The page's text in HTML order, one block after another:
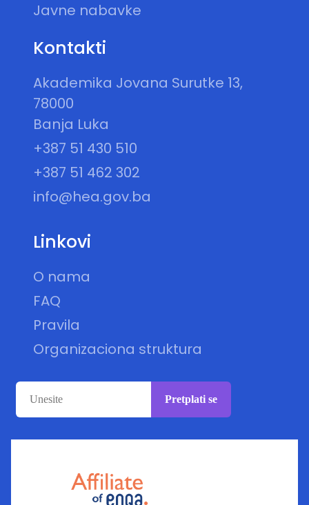
Javne nabavke
Kontakti
Akademika Jovana Surutke 13,
78000
Banja Luka
+387 51 430 510
+387 51 462 302
info@hea.gov.ba
Linkovi
O nama
FAQ
Pravila
Organizaciona struktura
Pretplati se